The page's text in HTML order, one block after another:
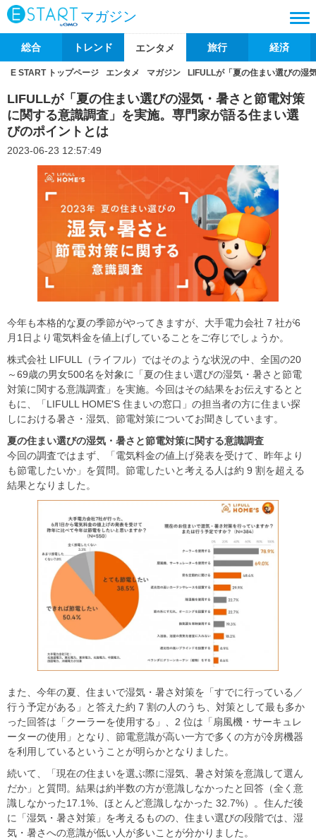
マガジン
総合 トレンド エンタメ 旅行 経済
E START トップページ エンタメ マガジン LIFULLが「夏の住まい選びの湿
LIFULLが「夏の住まい選びの湿気・暑さと節電対策
に関する意識調査」を実施。専門家が語る住まい選
びのポイントとは
2023-06-23 12:57:49
今年も本格的な夏の季節がやってきますが、大手電力会社 7 社が6
月1日より電気料金を値上げしていることをご存じでしょうか。
株式会社 LIFULL（ライフル）ではそのような状況の中、全国の20
～69歳の男女500名を対象に「夏の住まい選びの湿気・暑さと節電
対策に関する意識調査」を実施。今回はその結果をお伝えするとと
もに、「LIFULL HOME'S 住まいの窓口」の担当者の方に住まい探
しにおける暑さ・湿気、節電対策についてお聞きしています。
夏の住まい選びの湿気・暑さと節電対策に関する意識調査
今回の調査ではまず、「電気料金の値上げ発表を受けて、昨年より
も節電したいか」を質問。節電したいと考える人は約 9 割を超える
結果となりました。
また、今年の夏、住まいで湿気・暑さ対策を「すでに行っている／
行う予定がある」と答えた約 7 割の人のうち、対策として最も多か
った回答は「クーラーを使用する」、2 位は「扇風機・サーキュレ
ーターの使用」となり、節電意識が高い一方で多くの方が冷房機器
を利用しているということが明らかとなりました。
続いて、「現在の住まいを選ぶ際に湿気、暑さ対策を意識して選ん
だか」と質問。結果は約半数の方が意識しなかったと回答（全く意
識しなかった17.1%、ほとんど意識しなかった 32.7%）。住んだ後
に「湿気・暑さ対策」を考えるものの、住まい選びの段階では、湿
気・暑さへの意識が低い人が多いことが分かりました。